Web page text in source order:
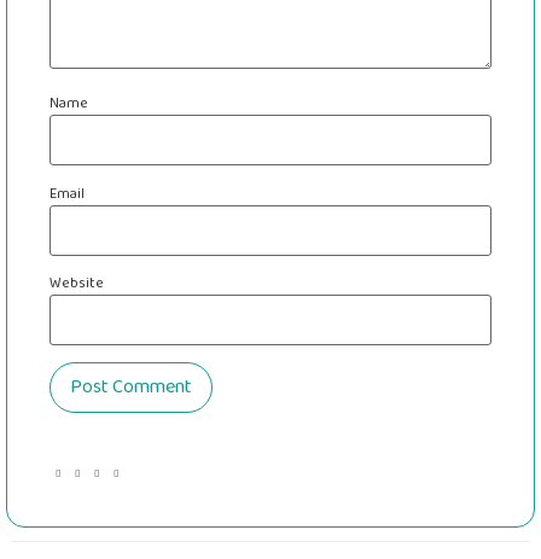
Name
Email
Website